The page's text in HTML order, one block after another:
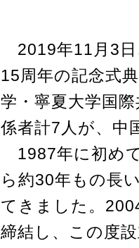
2019年11月3日
15周年の記念式
学・寧夏大学国
係者計7人が、中
1987年に初め
ら約30年もの長
てきました。
締結し、この度